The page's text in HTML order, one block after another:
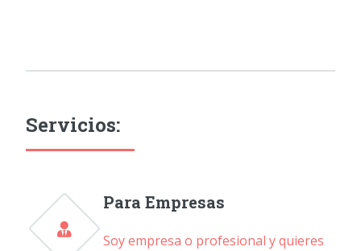
Servicios:
Para Empresas
Soy empresa o profesional y quieres